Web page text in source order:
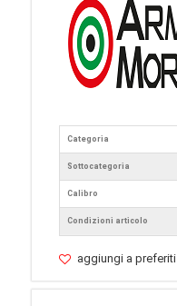
Categoria
Sottocategoria
Calibro
Condizioni articolo
aggiungi a preferiti